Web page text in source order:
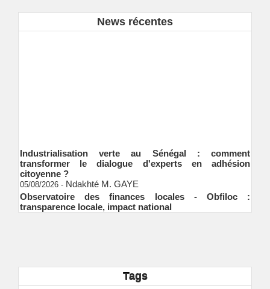
News récentes
Industrialisation verte au Sénégal : comment
transformer le dialogue d'experts en adhésion
citoyenne ?
05/08/2026 -Ndakhté M. GAYE
Observatoire des finances locales - Obfiloc :
transparence locale, impact national
26/07/2026 -Ndakhté M. GAYE
15/07/2026 -EMA
Modernisation, digitalisation et orthodoxie… la feuille
Tags